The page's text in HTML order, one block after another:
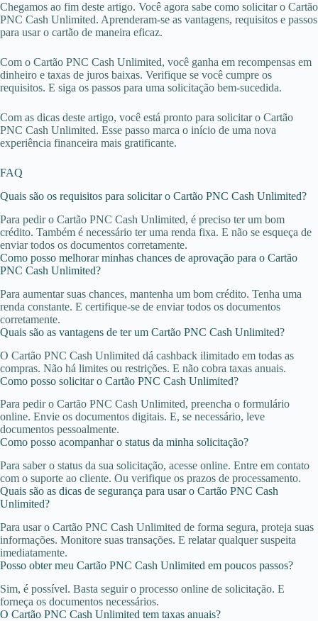
Chegamos ao fim deste artigo. Você agora sabe como solicitar o Cartão
PNC Cash Unlimited. Aprenderam-se as vantagens, requisitos e passos
para usar o cartão de maneira eficaz.
Com o Cartão PNC Cash Unlimited, você ganha em recompensas em
dinheiro e taxas de juros baixas. Verifique se você cumpre os
requisitos. E siga os passos para uma solicitação bem-sucedida.
Com as dicas deste artigo, você está pronto para solicitar o Cartão
PNC Cash Unlimited. Esse passo marca o início de uma nova
experiência financeira mais gratificante.
FAQ
Quais são os requisitos para solicitar o Cartão PNC Cash Unlimited?
Para pedir o Cartão PNC Cash Unlimited, é preciso ter um bom
crédito. Também é necessário ter uma renda fixa. E não se esqueça de
enviar todos os documentos corretamente.
Como posso melhorar minhas chances de aprovação para o Cartão
PNC Cash Unlimited?
Para aumentar suas chances, mantenha um bom crédito. Tenha uma
renda constante. E certifique-se de enviar todos os documentos
corretamente.
Quais são as vantagens de ter um Cartão PNC Cash Unlimited?
O Cartão PNC Cash Unlimited dá cashback ilimitado em todas as
compras. Não há limites ou restrições. E não cobra taxas anuais.
Como posso solicitar o Cartão PNC Cash Unlimited?
Para pedir o Cartão PNC Cash Unlimited, preencha o formulário
online. Envie os documentos digitais. E, se necessário, leve
documentos pessoalmente.
Como posso acompanhar o status da minha solicitação?
Para saber o status da sua solicitação, acesse online. Entre em contato
com o suporte ao cliente. Ou verifique os prazos de processamento.
Quais são as dicas de segurança para usar o Cartão PNC Cash
Unlimited?
Para usar o Cartão PNC Cash Unlimited de forma segura, proteja suas
informações. Monitore suas transações. E relatar qualquer suspeita
imediatamente.
Posso obter meu Cartão PNC Cash Unlimited em poucos passos?
Sim, é possível. Basta seguir o processo online de solicitação. E
forneça os documentos necessários.
O Cartão PNC Cash Unlimited tem taxas anuais?